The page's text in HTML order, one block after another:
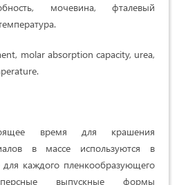
мочевина, фталевый
molar absorption capacity, urea,
время для крашения
в массе ис­пользуются в
каждого пленкообразующего
выпускные формы